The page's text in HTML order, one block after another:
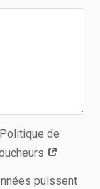
de
puissent